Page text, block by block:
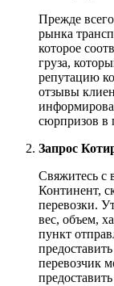
Прежде
рынка
которое
груза,
репутацию
отзывы
сюрпризов в
Запрос
Свяжитесь с
Континент,
перевозки.
вес, объем,
пункт
перевозчик